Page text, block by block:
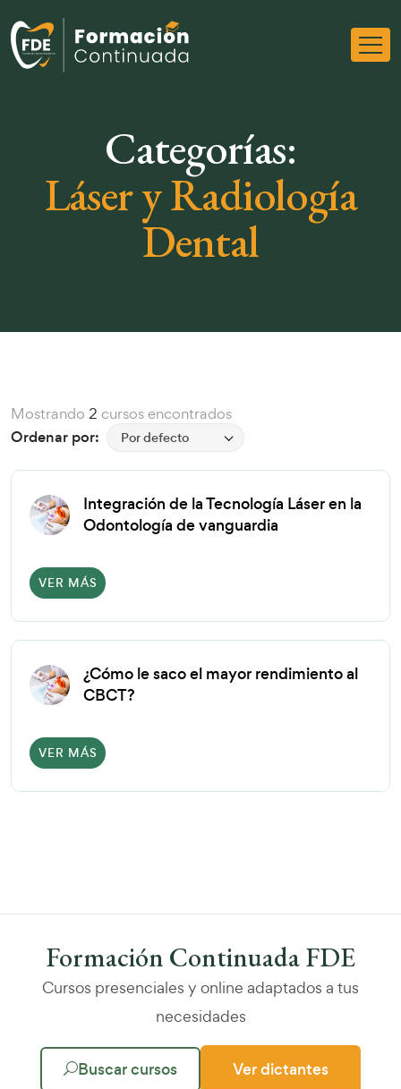
Categorías:
Láser y Radiología
Dental
Mostrando 2 cursos encontrados
Ordenar por: Por defecto
Integración de la Tecnología Láser en la
Odontología de vanguardia
VER MÁS
¿Cómo le saco el mayor rendimiento al
CBCT?
VER MÁS
Formación Continuada FDE
Cursos presenciales y online adaptados a tus
necesidades
Buscar cursos Ver dictantes